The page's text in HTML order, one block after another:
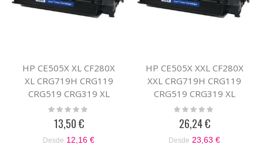
HP CE505X XL CF280X
XL CRG719H CRG119
CRG519 CRG319 XL
toner compatible
Rating:
13,50 €
Desde 12,16 €
HP CE505X XXL CF280X
XXL CRG719H CRG119
CRG519 CRG319 XL
toner compatible
Rating:
26,24 €
Desde 23,63 €